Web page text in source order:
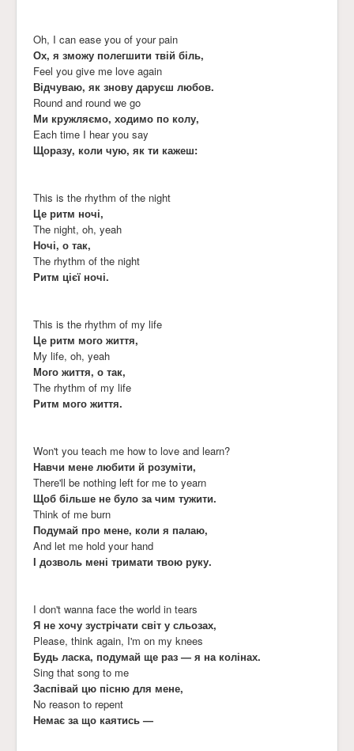
Oh, I can ease you of your pain
Ох, я зможу полегшити твій біль,
Feel you give me love again
Відчуваю, як знову даруєш любов.
Round and round we go
Ми кружляємо, ходимо по колу,
Each time I hear you say
Щоразу, коли чую, як ти кажеш:
This is the rhythm of the night
Це ритм ночі,
The night, oh, yeah
Ночі, о так,
The rhythm of the night
Ритм цієї ночі.
This is the rhythm of my life
Це ритм мого життя,
My life, oh, yeah
Мого життя, о так,
The rhythm of my life
Ритм мого життя.
Won't you teach me how to love and learn?
Навчи мене любити й розуміти,
There'll be nothing left for me to yearn
Щоб більше не було за чим тужити.
Think of me burn
Подумай про мене, коли я палаю,
And let me hold your hand
І дозволь мені тримати твою руку.
I don't wanna face the world in tears
Я не хочу зустрічати світ у сльозах,
Please, think again, I'm on my knees
Будь ласка, подумай ще раз — я на колінах.
Sing that song to me
Заспівай цю пісню для мене,
No reason to repent
Немає за що каятись —